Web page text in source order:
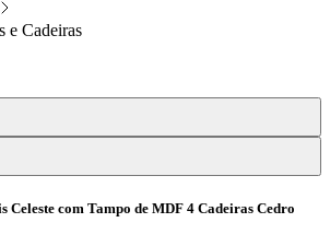
e Cadeiras
Celeste com Tampo de MDF 4 Cadeiras Cedro